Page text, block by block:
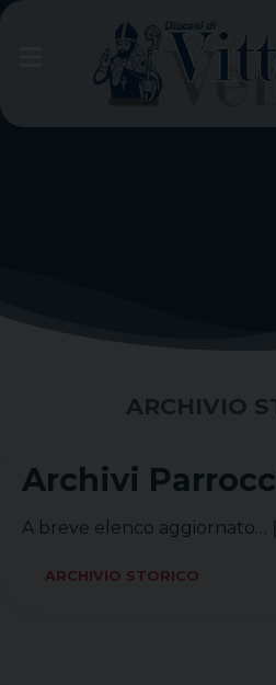
Skip
ARCHIVIO
Archivi
A breve elenco aggiornato…
ARCHIVIO STORICO